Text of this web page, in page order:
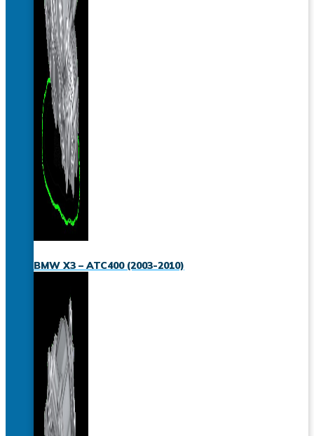
BMW X3 – ATC400 (2003-2010)